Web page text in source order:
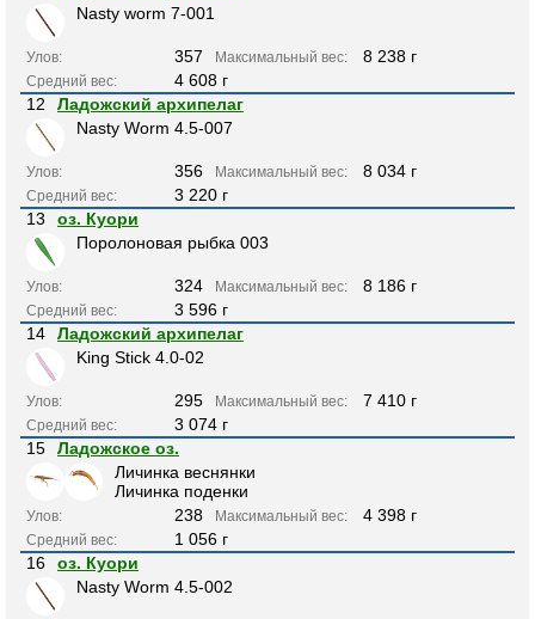
Nasty worm 7-001
Улов: 357 Максимальный вес: 8 238 г
Средний вес:
4 608 г
12
Ладожский архипелаг
Nasty Worm 4.5-007
Улов: 356 Максимальный вес: 8 034 г
Средний вес:
3 220 г
13
оз. Куори
Поролоновая рыбка 003
Улов: 324 Максимальный вес: 8 186 г
Средний вес:
3 596 г
14
Ладожский архипелаг
King Stick 4.0-02
Улов: 295 Максимальный вес: 7 410 г
Средний вес:
3 074 г
15
Ладожское оз.
Личинка веснянки
Личинка поденки
Улов: 238 Максимальный вес: 4 398 г
Средний вес:
1 056 г
16
оз. Куори
Nasty Worm 4.5-002